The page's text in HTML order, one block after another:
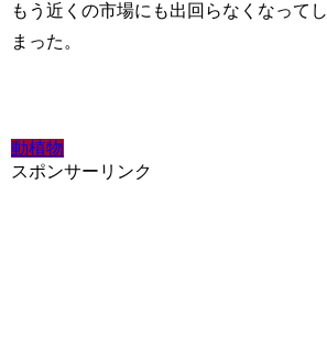
もう近くの市場にも出回らなくなってし
まった。
動植物
スポンサーリンク